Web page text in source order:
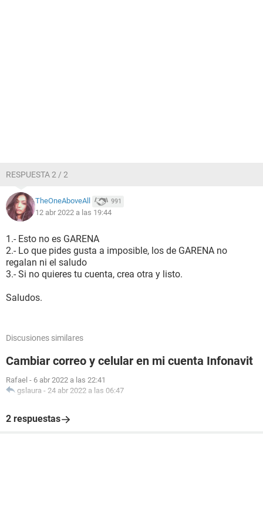
RESPUESTA 2 / 2
TheOneAboveAll 991
12 abr 2022 a las 19:44
1.- Esto no es GARENA
2.- Lo que pides gusta a imposible, los de GARENA no
regalan ni el saludo
3.- Si no quieres tu cuenta, crea otra y listo.
Saludos.
Discusiones similares
Cambiar correo y celular en mi cuenta Infonavit
Rafael - 6 abr 2022 a las 22:41
gslaura - 24 abr 2022 a las 06:47
2 respuestas